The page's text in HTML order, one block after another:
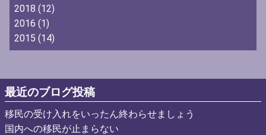
2018 (12)
2016 (1)
2015 (14)
最近のブログ投稿
移民の受け入れをいったん終わらせましょう
国内への移民が止まらない